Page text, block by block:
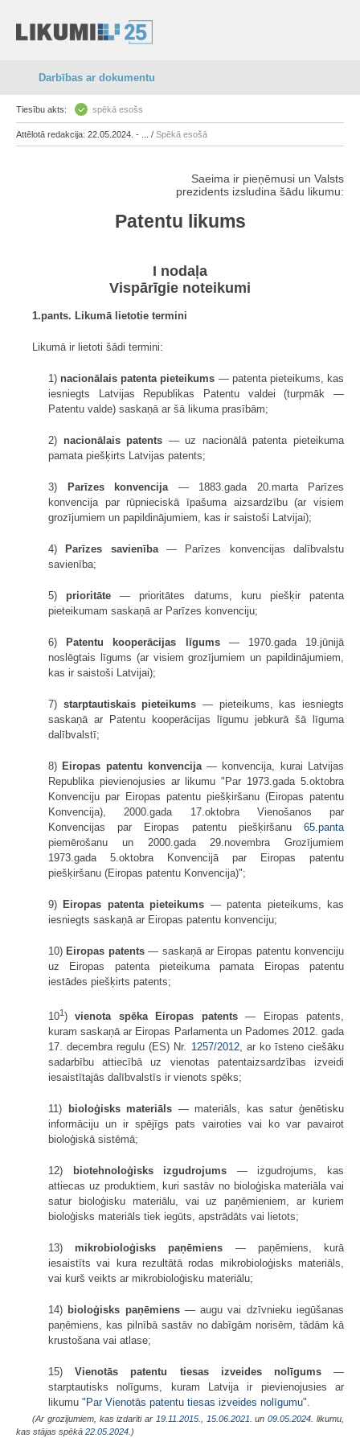
Darbības ar dokumentu
Tiesību akts: spēkā esošs
Attēlotā redakcija: 22.05.2024. - ... / Spēkā esošā
Saeima ir pieņēmusi un Valsts
prezidents izsludina šādu likumu:
Patentu likums
I nodaļa
Vispārīgie noteikumi
1.pants. Likumā lietotie termini
Likumā ir lietoti šādi termini:
1) nacionālais patenta pieteikums — patenta pieteikums, kas
iesniegts Latvijas Republikas Patentu valdei (turpmāk —
Patentu valde) saskaņā ar šā likuma prasībām;
2) nacionālais patents — uz nacionālā patenta pieteikuma
pamata piešķirts Latvijas patents;
3) Parīzes konvencija — 1883.gada 20.marta Parīzes
konvencija par rūpnieciskā īpašuma aizsardzību (ar visiem
grozījumiem un papildinājumiem, kas ir saistoši Latvijai);
4) Parīzes savienība— Parīzes konvencijas dalībvalstu
savienība;
5) prioritāte — prioritātes datums, kuru piešķir patenta
pieteikumam saskaņā ar Parīzes konvenciju;
6) Patentu kooperācijas līgums— 1970.gada 19.jūnijā
noslēgtais līgums (ar visiem grozījumiem un papildinājumiem,
kas ir saistoši Latvijai);
7) starptautiskais pieteikums — pieteikums, kas iesniegts
saskaņā ar Patentu kooperācijas līgumu jebkurā šā līguma
dalībvalstī;
8) Eiropas patentu konvencija— konvencija, kurai Latvijas
Republika pievienojusies ar likumu "Par 1973.gada 5.oktobra
Konvenciju par Eiropas patentu piešķiršanu (Eiropas patentu
Konvencija), 2000.gada 17.oktobra Vieno­šanos par
Konvencijas par Eiropas patentu piešķiršanu 65.panta
piemērošanu un 2000.gada 29.novembra Grozījumiem
1973.gada 5.oktobra Konvencijā par Eiropas patentu
piešķiršanu (Eiropas patentu Konvencija)";
9) Eiropas patenta pieteikums — patenta pieteikums, kas
iesniegts saskaņā ar Eiropas patentu konvenciju;
10) Eiropas patents— saskaņā ar Eiropas patentu konvenciju
uz Eiropas patenta pieteikuma pamata Eiropas patentu
iestādes piešķirts patents;
101)vienota spēka Eiropas patents— Eiropas patents,
kuram saskaņā ar Eiropas Parlamenta un Padomes 2012. gada
17. decembra regulu (ES) Nr. 1257/2012, ar ko īsteno ciešāku
sadarbību attiecībā uz vienotas patentaizsardzības izveidi
iesaistītajās dalībvalstīs ir vienots spēks;
11) bioloģisks materiāls — materiāls, kas satur ģenētisku
informāciju un ir spējīgs pats vairoties vai ko var pavairot
bioloģiskā sistēmā;
12) biotehnoloģisks izgudrojums — izgudrojums, kas
attiecas uz produktiem, kuri sastāv no bioloģiska materiāla vai
satur bioloģisku materiālu, vai uz paņēmieniem, ar kuriem
bioloģisks materiāls tiek iegūts, apstrādāts vai lietots;
13) mikrobioloģisks paņēmiens — paņēmiens, kurā
iesaistīts vai kura rezultātā rodas mikrobioloģisks materiāls,
vai kurš veikts ar mikrobioloģisku materiālu;
14) bioloģisks paņēmiens— augu vai dzīvnieku iegūšanas
paņēmiens, kas pilnībā sastāv no dabīgām norisēm, tādām kā
krustošana vai atlase;
15)Vienotās patentu tiesas izveides nolīgums—
starptautisks nolīgums, kuram Latvija ir pievienojusies ar
likumu " Par Vienotās patentu tiesas izveides nolīgumu".
(Ar grozījumiem, kas izdarīti ar 19.11.2015. 15.06.2021. un09.05.2024 . likumu,
kas stājas spēkā 22.05.2024. )